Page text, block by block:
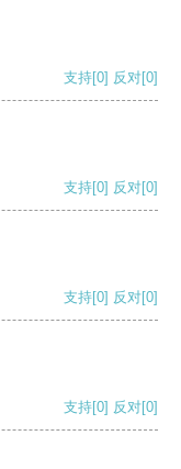
支持[0] 反对[0]
支持[0] 反对[0]
支持[0] 反对[0]
支持[0] 反对[0]